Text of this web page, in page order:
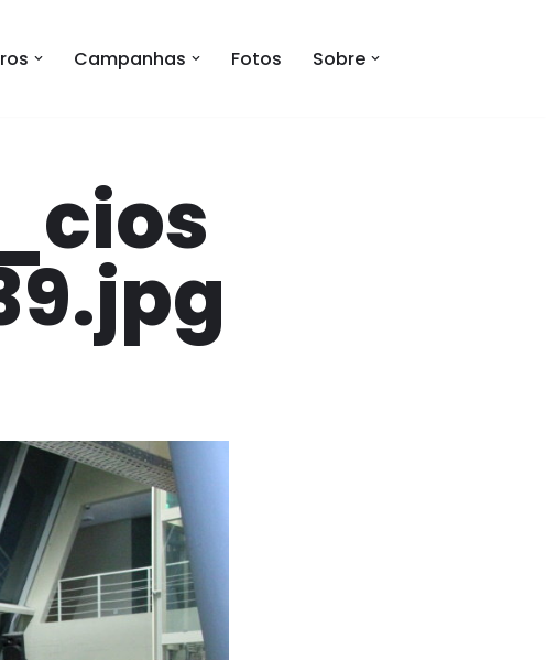
Campanhas Fotos Sobre